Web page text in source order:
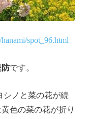
spot_96.html
防です。
シノと菜の花が続
色の菜の花が折り